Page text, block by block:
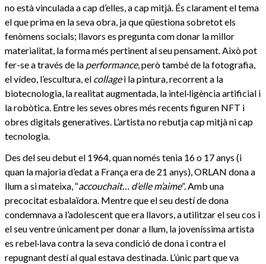
no està vinculada a cap d’elles, a cap mitjà. És clarament el tema
el que prima en la seva obra, ja que qüestiona sobretot els
fenòmens socials; llavors es pregunta com donar la millor
materialitat, la forma més pertinent al seu pensament. Això pot
fer-se a través de la performance, però també de la fotografia,
el vídeo, l’escultura, el collagei la pintura, recorrent a la
biotecnologia, la realitat augmentada, la intel·ligència artificial i
la robòtica. Entre les seves obres més recents figuren NFT i
obres digitals generatives. L’artista no rebutja cap mitjà ni cap
tecnologia.
Des del seu debut el 1964, quan només tenia 16 o 17 anys (i
quan la majoria d’edat a França era de 21 anys), ORLAN dona a
llum a si mateixa, “accouchait… d’elle m’aime”. Amb una
precocitat esbalaïdora. Mentre que el seu destí de dona
condemnava a l’adolescent que era llavors, a utilitzar el seu cos i
el seu ventre únicament per donar a llum, la joveníssima artista
es rebel·lava contra la seva condició de dona i contra el
repugnant destí al qual estava destinada. L’únic part que va